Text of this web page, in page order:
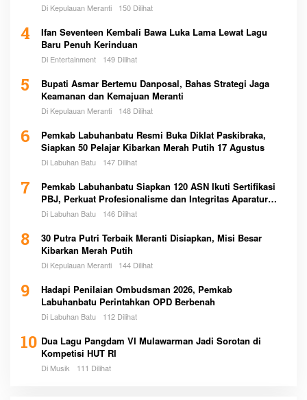
Di Kepulauan Meranti 150 Dilihat
4
Ifan Seventeen Kembali Bawa Luka Lama Lewat Lagu
Baru Penuh Kerinduan
Di Entertainment 149 Dilihat
5
Bupati Asmar Bertemu Danposal, Bahas Strategi Jaga
Keamanan dan Kemajuan Meranti
Di Kepulauan Meranti 148 Dilihat
6
Pemkab Labuhanbatu Resmi Buka Diklat Paskibraka,
Siapkan 50 Pelajar Kibarkan Merah Putih 17 Agustus
Di Labuhan Batu 147 Dilihat
7
Pemkab Labuhanbatu Siapkan 120 ASN Ikuti Sertifikasi
PBJ, Perkuat Profesionalisme dan Integritas Aparatur
Pemerintah
Di Labuhan Batu 146 Dilihat
8
30 Putra Putri Terbaik Meranti Disiapkan, Misi Besar
Kibarkan Merah Putih
Di Kepulauan Meranti 144 Dilihat
9
Hadapi Penilaian Ombudsman 2026, Pemkab
Labuhanbatu Perintahkan OPD Berbenah
Di Labuhan Batu 112 Dilihat
10 Dua Lagu Pangdam VI Mulawarman Jadi Sorotan di
Kompetisi HUT RI
Di Musik 111 Dilihat